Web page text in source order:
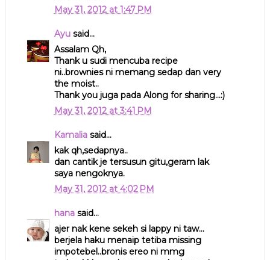
May 31, 2012 at 1:47 PM
Ayusaid...
Assalam Qh,
Thank u sudi mencuba recipe
ni..brownies ni memang sedap dan very
the moist..
Thank you juga pada Along for sharing...:)
May 31, 2012 at 3:41 PM
Kamaliasaid...
kak qh,sedapnya..
dan cantik je tersusun gitu,geram lak
saya nengoknya.
May 31, 2012 at 4:02 PM
hanasaid...
ajer nak kene sekeh si lappy ni taw...
berjela haku menaip tetiba missing
impotebel..bronis ereo ni mmg